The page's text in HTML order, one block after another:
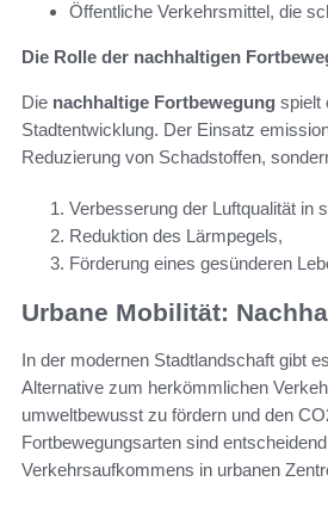
Öffentliche Verkehrsmittel, die
Die Rolle der nachhaltigen
Die nachhaltige Fortbewegung spielt
Stadtentwicklung. Der Einsatz
Reduzierung von Schadstoffen,
Verbesserung der Luftqualität in
Reduktion des Lärmpegels,
Förderung eines gesünderen
Urbane Mobilität:
In der modernen Stadtlandschaft gibt
Alternative zum herkömmlichen
umweltbewusst zu fördern und den
Fortbewegungsarten sind
Verkehrsaufkommens in urbanen